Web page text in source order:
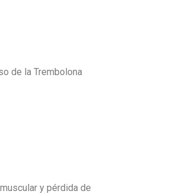
de la Trembolona
y pérdida de